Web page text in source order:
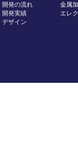
開発の流れ
開発実績
デザイン
金属
エレ